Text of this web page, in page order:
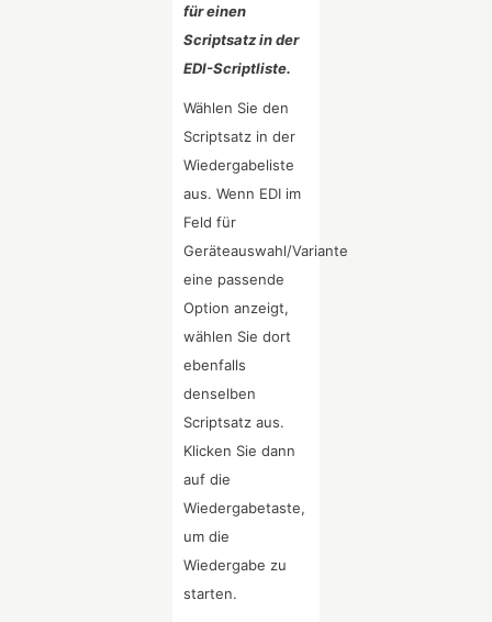
für einen
Scriptsatz in der
EDI-Scriptliste.
Wählen Sie den
Scriptsatz in der
Wiedergabeliste
aus. Wenn EDI im
Feld für
Geräteauswahl/Variante
eine passende
Option anzeigt,
wählen Sie dort
ebenfalls
denselben
Scriptsatz aus.
Klicken Sie dann
auf die
Wiedergabetaste,
um die
Wiedergabe zu
starten.